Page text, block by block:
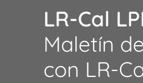
LR-Cal
Maletín
con LR-